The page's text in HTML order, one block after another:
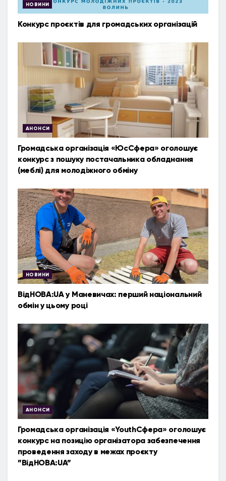
НОВИНИ
Конкурс проєктів для громадських організацій
АНОНСИ
Громадська організація «ЮсСфера» оголошує
конкурс з пошуку постачальника обладнання
(меблі) для молодіжного обміну
НОВИНИ
ВідНОВА:UA у Маневичах: перший національний
обмін у цьому році
АНОНСИ
Громадська організація «YouthСфера» оголошує
конкурс на позицію організатора забезпечення
проведення заходу в межах проєкту
”ВідНОВА:UA”